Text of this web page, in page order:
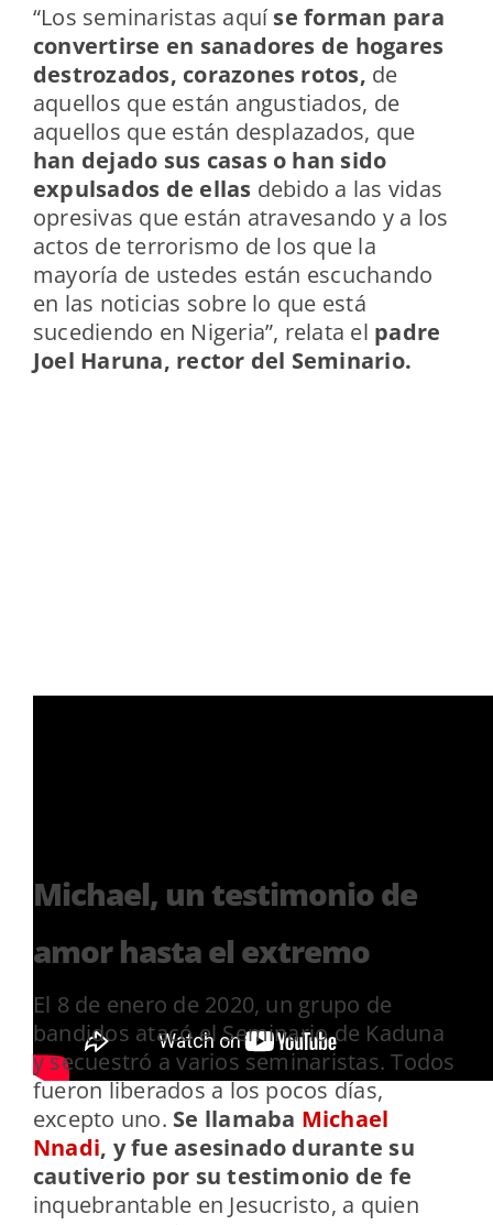
“Los seminaristas aquíse forman para
convertirse en sanadores de hogares
destrozados, corazones rotos, de
aquellos que están angustiados, de
aquellos que están desplazados, que
han dejado sus casas o han sido
expulsados de ellas debido a las vidas
opresivas que están atravesando y a los
actos de terrorismo de los que la
mayoría de ustedes están escuchando
en las noticias sobre lo que está
sucediendo en Nigeria”, relata el padre
Joel Haruna, rector del Seminario.
Michael, un testimonio de
amor hasta el extremo
El 8 de enero de 2020, un grupo de
bandidos atacó el Seminario de Kaduna
y secuestró a varios seminaristas. Todos
fueron liberados a los pocos días,
excepto uno. Se llamaba Michael
Nnadi, y fue asesinado durante su
cautiverio por su testimonio de fe
inquebrantable en Jesucristo, a quien